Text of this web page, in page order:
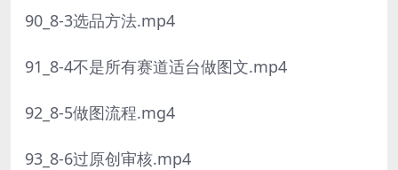
90_8-3选品方法.mp4
91_8-4不是所有赛道适台做图文.mp4
92_8-5做图流程.mg4
93_8-6过原创审核.mp4